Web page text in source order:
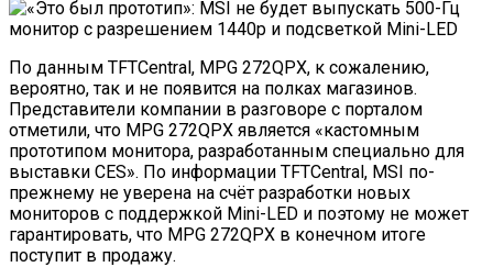
По данным TFTCentral, MPG 272QPX, к сожалению,
вероятно, так и не появится на полках магазинов.
Представители компании в разговоре с порталом
отметили, что MPG 272QPX является «кастомным
прототипом монитора, разработанным специально для
выставки CES». По информации TFTCentral, MSI по-
прежнему не уверена на счёт разработки новых
мониторов с поддержкой Mini-LED и поэтому не может
гарантировать, что MPG 272QPX в конечном итоге
поступит в продажу.